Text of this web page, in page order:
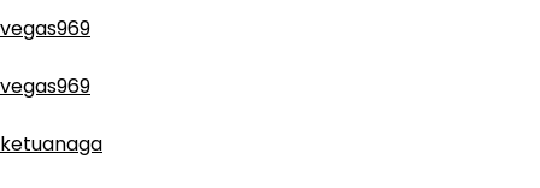
vegas969
vegas969
ketuanaga